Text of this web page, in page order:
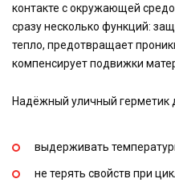
контакте с окружающей
сразу несколько функций:
тепло, предотвращает
компенсирует подвижки
Надёжный уличный герметик
выдерживать
не терять свойств при